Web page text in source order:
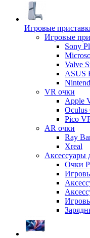
Игровые
Игровые
Sony
Valve
ASUS
VR очки
Apple
Oculus
Pico
AR очки
Ray
Xreal
Аксессуары
Очки